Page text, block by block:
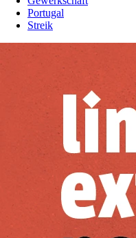
Portugal
Streik